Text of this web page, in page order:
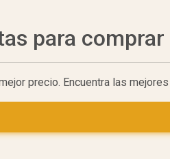
para comprar
precio. Encuentra las